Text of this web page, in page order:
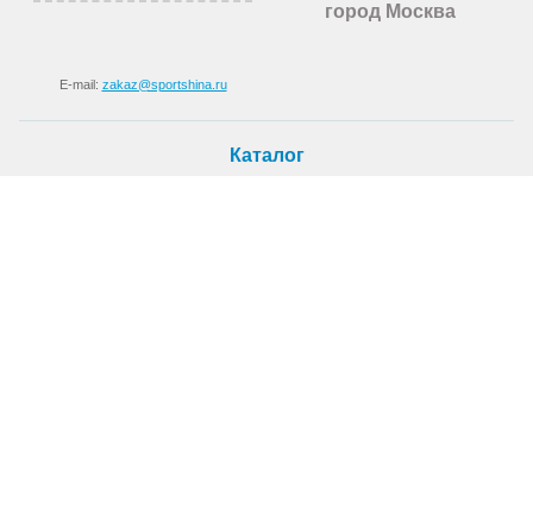
E-mail: zakaz@sportshina.ru
город Москва
Каталог